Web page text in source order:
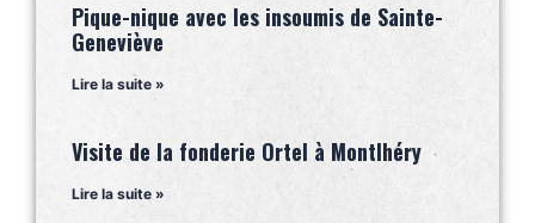
Pique-nique avec les insoumis de Sainte-
Geneviève
Lire la suite »
Visite de la fonderie Ortel à Montlhéry
Lire la suite »